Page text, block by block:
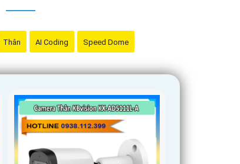
Thân AI Coding Speed Dome